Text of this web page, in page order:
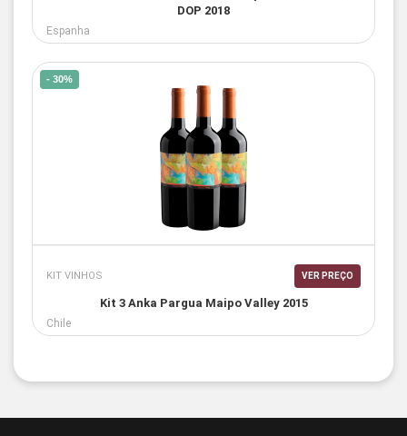
DOP 2018
Espanha
- 30%
KIT VINHOS VER PREÇO
Kit 3 Anka Pargua Maipo Valley 2015
Chile